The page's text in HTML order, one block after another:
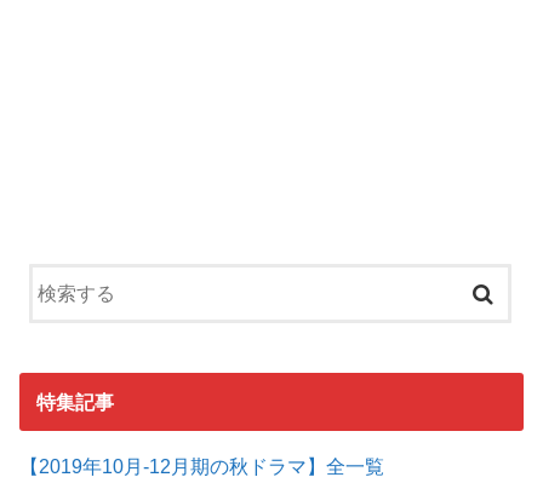
特集記事
【2019年10月-12月期の秋ドラマ】全一覧